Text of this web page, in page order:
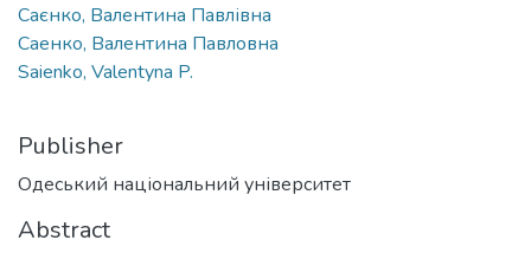
Саєнко, Валентина Павлівна
Саенко, Валентина Павловна
Saienko, Valentyna P.
Publisher
Одеський національний університет
Abstract